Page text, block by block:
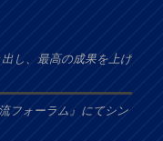
し、最高の成果を上げ
フォーラム』にてシン